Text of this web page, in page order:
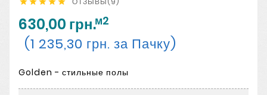
630,00 грн.м2
(1 235,30 грн. за Пачку)
Golden - стильные полы